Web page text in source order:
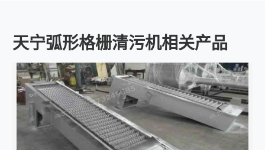
天宁弧形格栅清污机相关产品